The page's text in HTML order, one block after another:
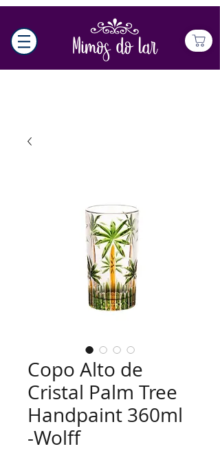
Copo Alto de
Cristal Palm Tree
Handpaint 360ml
-Wolff